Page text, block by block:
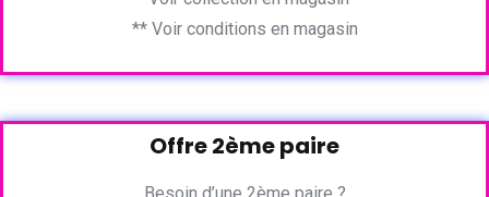
** Voir conditions en magasin
Offre 2ème paire